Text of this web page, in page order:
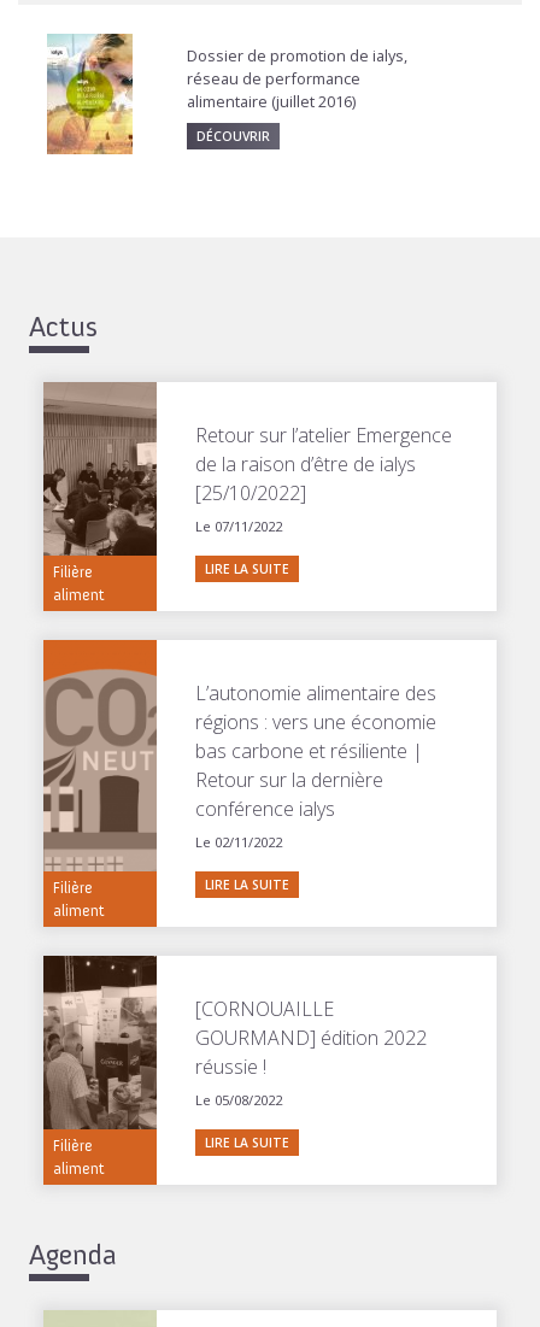
Dossier de promotion de ialys,
réseau de performance
alimentaire (juillet 2016)
DÉCOUVRIR
Actus
Filière
aliment
Retour sur l’atelier Emergence
de la raison d’être de ialys
[25/10/2022]
Le 07/11/2022
LIRE LA SUITE
Filière
aliment
L’autonomie alimentaire des
régions : vers une économie
bas carbone et résiliente |
Retour sur la dernière
conférence ialys
Le 02/11/2022
LIRE LA SUITE
Filière
aliment
[CORNOUAILLE
GOURMAND] édition 2022
réussie !
Le 05/08/2022
LIRE LA SUITE
Agenda